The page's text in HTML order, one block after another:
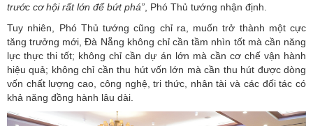
trước cơ hội rất lớn để bứt phá”, Phó Thủ tướng nhận định.
Tuy nhiên, Phó Thủ tướng cũng chỉ ra, muốn trở thành một cực
tăng trưởng mới, Đà Nẵng không chỉ cần tầm nhìn tốt mà cần năng
lực thực thi tốt; không chỉ cần dự án lớn mà cần cơ chế vận hành
hiệu quả; không chỉ cần thu hút vốn lớn mà cần thu hút được dòng
vốn chất lượng cao, công nghệ, tri thức, nhân tài và các đối tác có
khả năng đồng hành lâu dài.